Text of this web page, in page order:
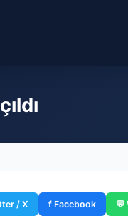
/ X f Facebook 💬